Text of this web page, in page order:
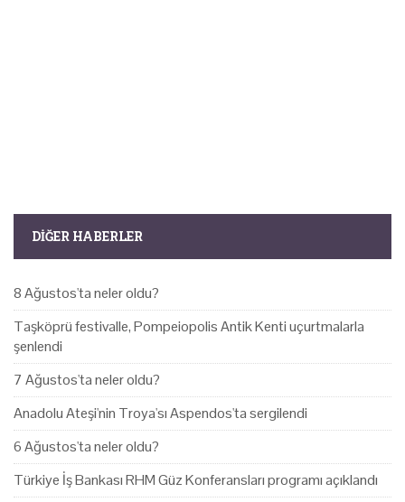
DIĞER HABERLER
8 Ağustos'ta neler oldu?
Taşköprü festivalle, Pompeiopolis Antik Kenti uçurtmalarla
şenlendi
7 Ağustos'ta neler oldu?
Anadolu Ateşi'nin Troya'sı Aspendos'ta sergilendi
6 Ağustos'ta neler oldu?
Türkiye İş Bankası RHM Güz Konferansları programı açıklandı